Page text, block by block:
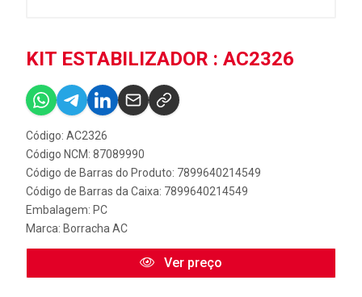
KIT ESTABILIZADOR : AC2326
Código: AC2326
Código NCM: 87089990
Código de Barras do Produto: 7899640214549
Código de Barras da Caixa: 7899640214549
Embalagem: PC
Marca: Borracha AC
Ver preço